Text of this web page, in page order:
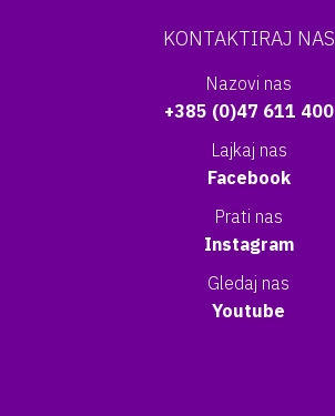
KONTAKTIRAJ NAS
Nazovi nas
+385 (0)47 611 400
Lajkaj nas
Facebook
Prati nas
Instagram
Gledaj nas
Youtube